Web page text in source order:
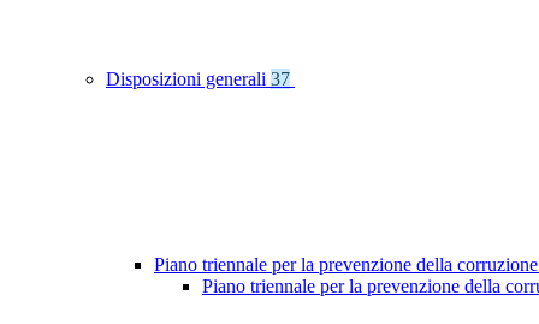
Disposizioni generali 37
Piano triennale per la prevenzione della
Piano triennale per la prevenzione della